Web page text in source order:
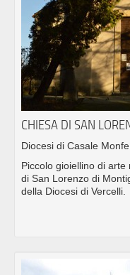
CHIESA DI SAN
Diocesi di Casale
Piccolo gioiellino di
di San Lorenzo di
della Diocesi di Vercelli.